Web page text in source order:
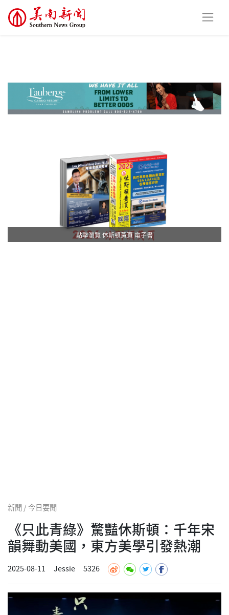
點擊瀏覽 休斯頓黃頁 電子書
新聞 / 今日要聞
《只此青綠》驚豔休斯頓：千年宋
韻舞動美國，東方美學引發熱潮
2025-08-11 Jessie 5326